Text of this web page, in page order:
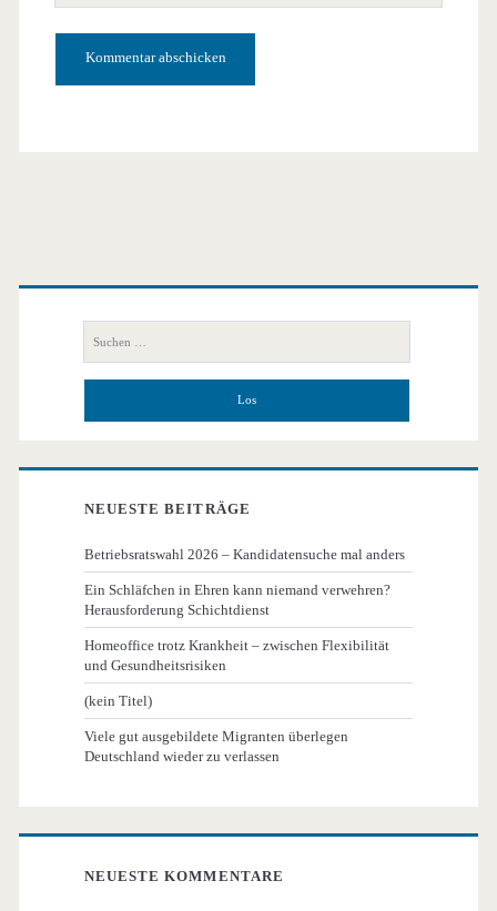
Primäre
Seitenleiste
nach:
NEUESTE BEITRÄGE
Betriebsratswahl 2026 – Kandidatensuche mal anders
Ein Schläfchen in Ehren kann niemand verwehren?
Herausforderung Schichtdienst
Homeoffice trotz Krankheit – zwischen Flexibilität
und Gesundheitsrisiken
(kein Titel)
Viele gut ausgebildete Migranten überlegen
Deutschland wieder zu verlassen
NEUESTE KOMMENTARE